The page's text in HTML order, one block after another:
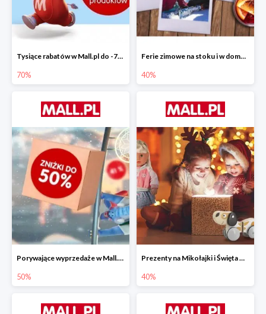
Tysiące rabatów w Mall.pl do -70%
70%
Ferie zimowe na stoku i w domu w Mall.pl do -40%
40%
Porywające wyprzedaże w Mall.pl do -50%
50%
Prezenty na Mikołajki i Święta w Mall.pl do -40%
40%